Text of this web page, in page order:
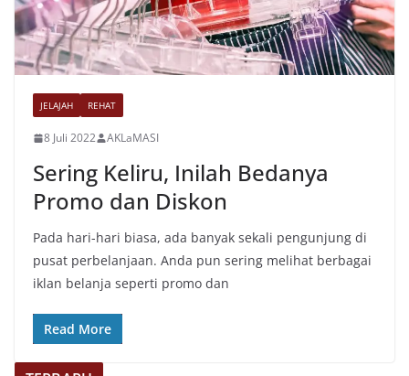
JELAJAH REHAT
8 Juli 2022 AKLaMASI
Sering Keliru, Inilah Bedanya
Promo dan Diskon
Pada hari-hari biasa, ada banyak sekali pengunjung di
pusat perbelanjaan. Anda pun sering melihat berbagai
iklan belanja seperti promo dan
Read More